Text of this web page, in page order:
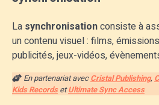
La synchronisationconsiste à
un contenu visuel : films,
publicités, jeux-vidéos,
En partenariat avecCristal Publishing,
Kids RecordsetUltimate Sync Access